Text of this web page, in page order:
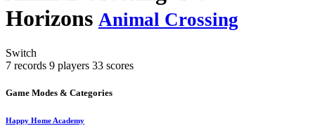
Horizons Animal Crossing
Switch
7 records 9 players 33 scores
Game Modes & Categories
Happy Home Academy